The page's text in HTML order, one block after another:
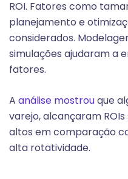
ROI. Fatores como
planejamento e
considerados.
simulações ajudaram a
fatores.
A análise mostrouque
varejo, alcançaram
altos em comparação
alta rotatividade.